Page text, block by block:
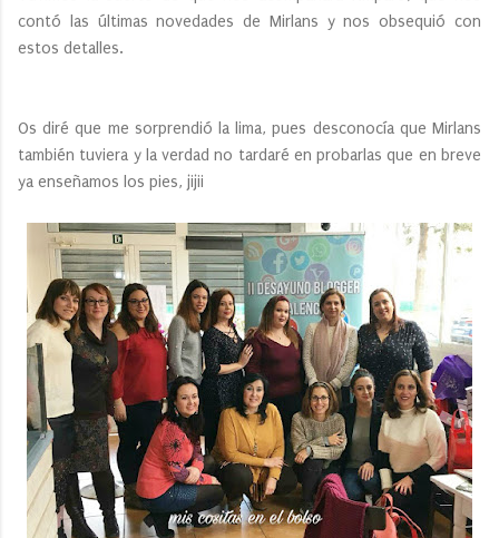
contó las últimas novedades de Mirlans y nos obsequió con
estos detalles.
Os diré que me sorprendió la lima, pues desconocía que Mirlans
también tuviera y la verdad no tardaré en probarlas que en breve
ya enseñamos los pies, jijii